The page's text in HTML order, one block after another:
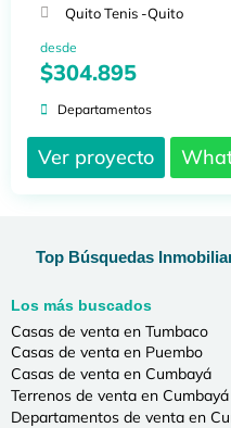
Quito Tenis -Quito
desde
$304.895
Departamentos
Ver proyecto
Top Búsquedas
Los más buscados
Casas de venta en Tumbaco
Casas de venta en Puembo
Casas de venta en Cumbayá
Terrenos de venta en
Departamentos de venta en